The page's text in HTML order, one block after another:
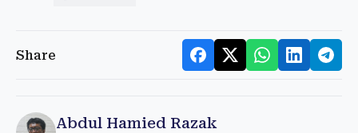
Share
Abdul Hamied Razak